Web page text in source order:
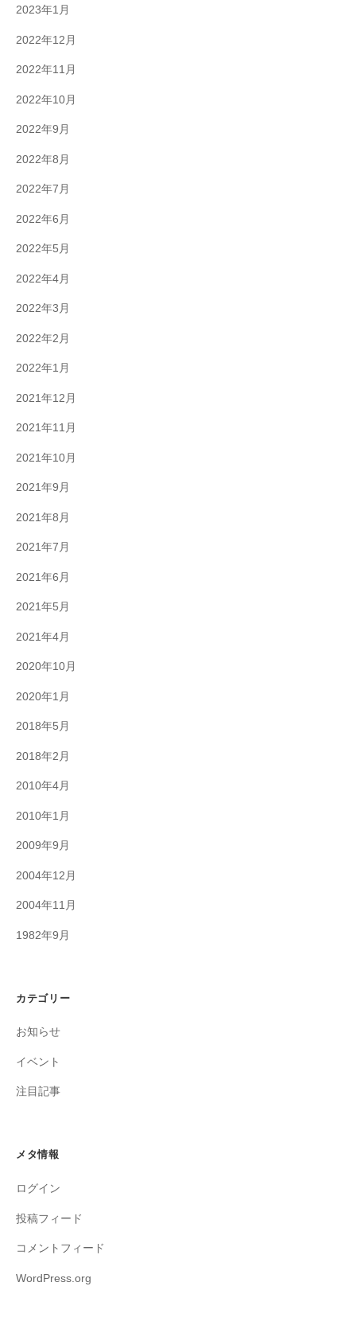
2023年1月
2022年12月
2022年11月
2022年10月
2022年9月
2022年8月
2022年7月
2022年6月
2022年5月
2022年4月
2022年3月
2022年2月
2022年1月
2021年12月
2021年11月
2021年10月
2021年9月
2021年8月
2021年7月
2021年6月
2021年5月
2021年4月
2020年10月
2020年1月
2018年5月
2018年2月
2010年4月
2010年1月
2009年9月
2004年12月
2004年11月
1982年9月
カテゴリー
お知らせ
イベント
注目記事
メタ情報
ログイン
投稿フィード
コメントフィード
WordPress.org